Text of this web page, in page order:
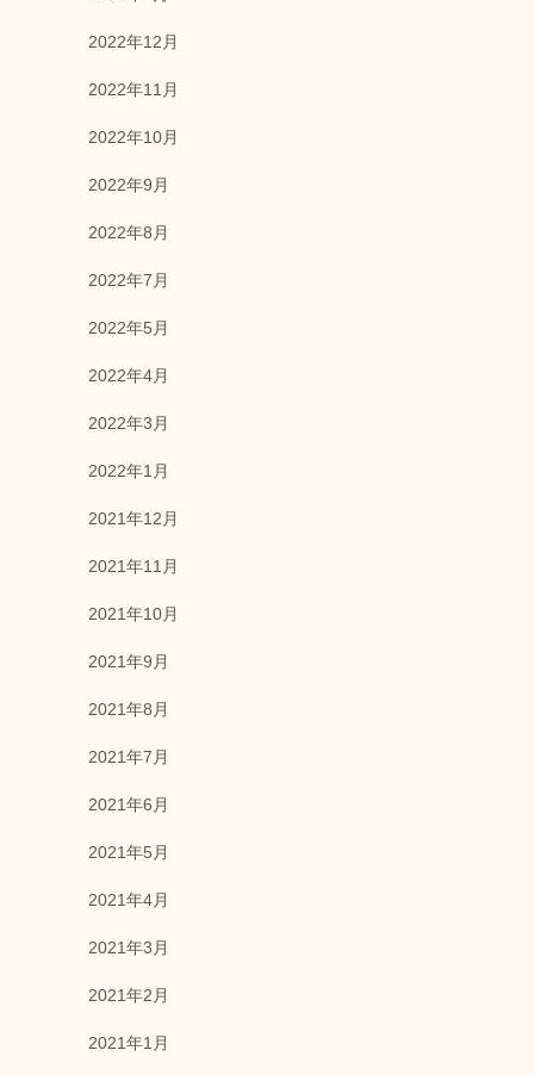
2022年12月
2022年11月
2022年10月
2022年9月
2022年8月
2022年7月
2022年5月
2022年4月
2022年3月
2022年1月
2021年12月
2021年11月
2021年10月
2021年9月
2021年8月
2021年7月
2021年6月
2021年5月
2021年4月
2021年3月
2021年2月
2021年1月